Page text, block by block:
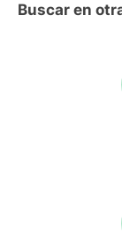
Buscar en